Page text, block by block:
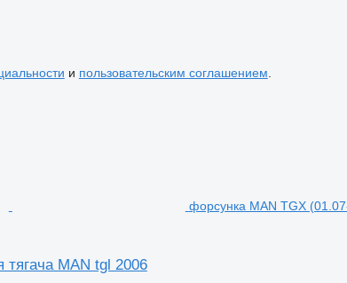
и пользовательским соглашением
форсунка MAN TGX
MAN tgl 2006